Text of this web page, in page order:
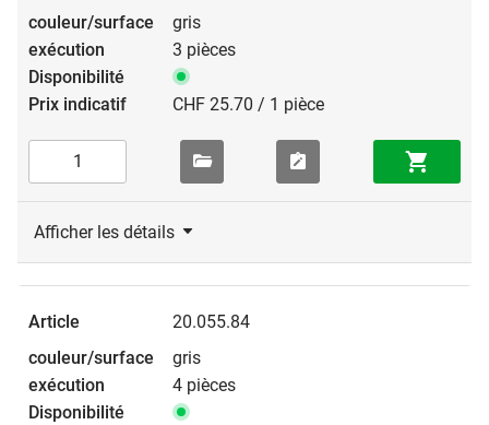
gris
3 pièces
CHF 25.70 / 1 pièce
Afficher les détails
20.055.84
gris
4 pièces